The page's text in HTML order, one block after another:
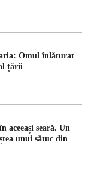
Omul înlăturat
țării
aceeași seară. Un
unui sătuc din